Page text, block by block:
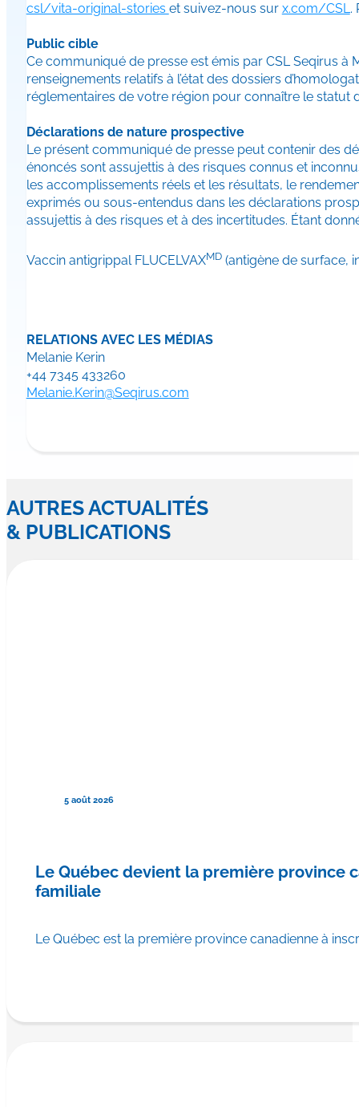
csl/vita-original-stories et suivez-nous sur x.com/CSL.
Public cible
Ce communiqué de presse est émis par CSL Seqirus à
renseignements relatifs à l’état des dossiers
réglementaires de votre région pour connaître le statut
Déclarations de nature prospective
Le présent communiqué de presse peut contenir des
énoncés sont assujettis à des risques connus et
les accomplissements réels et les résultats, le
exprimés ou sous-entendus dans les déclarations
assujettis à des risques et à des incertitudes. Étant
Vaccin antigrippal FLUCELVAXMD(antigène de surface,
RELATIONS AVEC LES MÉDIAS
Melanie Kerin
+44 7345 433260
Melanie.Kerin@Seqirus.com
AUTRES ACTUALITÉS
& PUBLICATIONS
5 août 2026
Le Québec devient la première province
familiale
Le Québec est la première province canadienne à